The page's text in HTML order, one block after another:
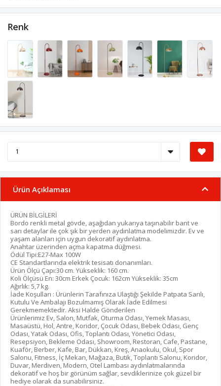
Renk
Ürün Açıklaması
ÜRÜN BİLGİLERİ
Bordo renkli metal gövde, aşağıdan yukarıya taşınabilir bant ve
sarı detaylar ile çok şık bir yerden aydınlatma modelimizdir. Ev ve
yaşam alanları için uygun dekoratif aydınlatma.
Anahtar üzerinden açma kapatma düğmesi.
Ödül Tipi:E27-Max 100W
CE Standartlarında elektrik tesisatı donanımları.
Ürün Ölçü Çapı:30 cm. Yükseklik: 160 cm.
Koli Ölçüsü En: 30cm Erkek Çocuk: 162cm Yükseklik: 35cm
Ağırlık: 5,7 kg.
İade Koşulları : Ürünlerin Tarafınıza Ulaştığı Şekilde Patpata Sarılı,
Kutulu Ve Ambalajı Bozulmamış Olarak İade Edilmesi
Gerekmemektedir. Aksi Halde Gönderilen
Ürünlerimiz Ev, Salon, Mutfak, Oturma Odası, Yemek Masası,
Masaüstü, Hol, Antre, Koridor, Çocuk Odası, Bebek Odası, Genç
Odası, Yatak Odası, Ofis, Toplantı Odası, Yönetici Odası,
Resepsiyon, Bekleme Odası, Showroom, Restoran, Cafe, Pastane,
Kuaför, Berber, Kafe, Bar, Dükkan, Kreş, Anaokulu, Okul, Spor
Salonu, Fitness, İç Mekan, Mağaza, Butik, Toplantı Salonu, Koridor,
Duvar, Merdiven, Modern, Otel Lambası aydınlatmalarında
dekoratif ve hoş bir görünüm sağlar, sevdiklerinize çok güzel bir
hediye olarak da sunabilirsiniz.